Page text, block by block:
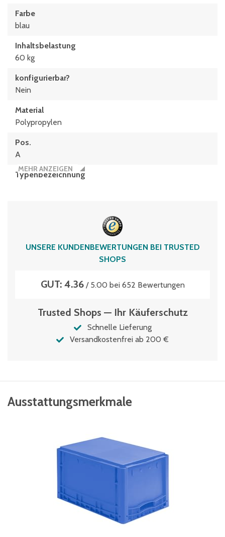
Farbe
blau
Inhaltsbelastung
60 kg
konfigurierbar?
Nein
Material
Polypropylen
Pos.
A
Typen­be­zeich­nung
MEHR ANZEIGEN
UNSERE KUNDENBEWERTUNGEN BEI TRUSTED
SHOPS
GUT: 4.36/ 5.00 bei 652 Bewertungen
Trusted Shops — Ihr Käuferschutz
Schnelle Lieferung
Versandkostenfrei ab 200 €
Ausstattungsmerkmale